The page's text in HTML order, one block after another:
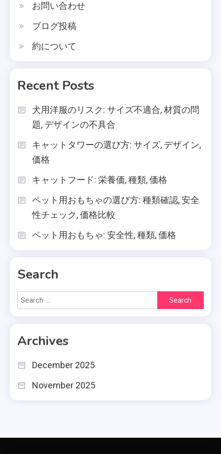
お問い合わせ
ブログ投稿
約について
Recent Posts
犬用洋服のリスク: サイズ不適合, 材質の問
題, デザインの不具合
キャットタワーの選び方: サイズ, デザイン,
価格
キャットフード: 栄養価, 種類, 価格
ペット用おもちゃの選び方: 種類確認, 安全
性チェック, 価格比較
ペット用おもちゃ: 安全性, 種類, 価格
Search
Search
for:
Archives
December 2025
November 2025